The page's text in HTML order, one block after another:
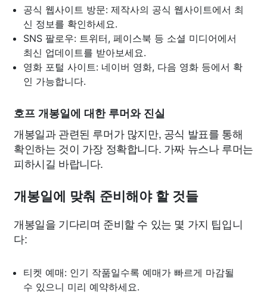
공식 웹사이트 방문: 제작사의 공식 웹사이트에서 최
신 정보를 확인하세요.
SNS 팔로우: 트위터, 페이스북 등 소셜 미디어에서
최신 업데이트를 받아보세요.
영화 포털 사이트: 네이버 영화, 다음 영화 등에서 확
인 가능합니다.
호프 개봉일에 대한 루머와 진실
개봉일과 관련된 루머가 많지만, 공식 발표를 통해
확인하는 것이 가장 정확합니다. 가짜 뉴스나 루머는
피하시길 바랍니다.
개봉일에 맞춰 준비해야 할 것들
개봉일을 기다리며 준비할 수 있는 몇 가지 팁입니
다:
티켓 예매: 인기 작품일수록 예매가 빠르게 마감될
수 있으니 미리 예약하세요.